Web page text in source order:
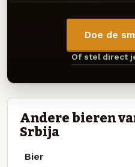
Doe de
Of stel direct
Andere bieren
Srbija
Bier